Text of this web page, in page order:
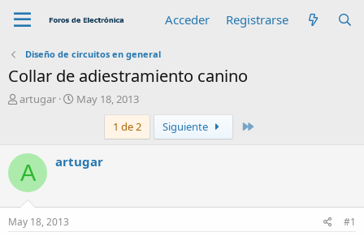
Acceder Registrarse
Diseño de circuitos en general
Collar de adiestramiento canino
A
r
artugar
F
a
d
May 18, 2013
1 de 2
Siguiente
A artugar
May 18, 2013 #1